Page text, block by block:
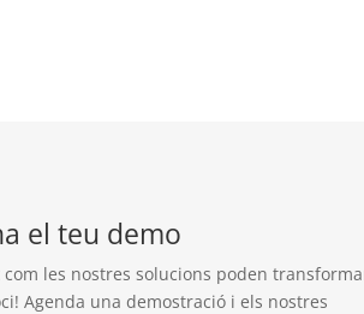
el teu demo
com les nostres solucions poden
Agenda una demostració i els nostres